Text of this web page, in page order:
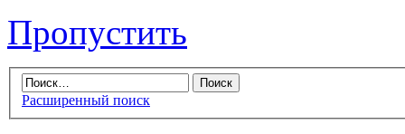
Пропустить
Расширенный поиск